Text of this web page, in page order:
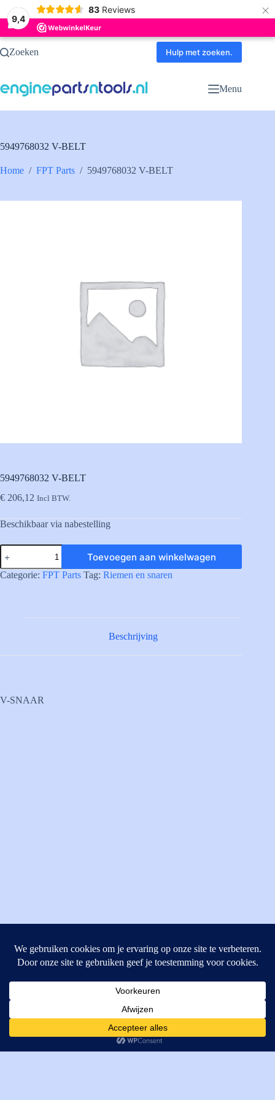
9,4
83 Reviews ×
Ga
naarZoeken Hulp met zoeken.
Menu
5949768032 V-BELT
Home / FPT Parts / 5949768032 V-BELT
5949768032 V-BELT
€ 206,12 Incl BTW.
Beschikbaar via nabestelling
5949768032
V-
BELT
aantal
Toevoegen aan winkelwagen
Categorie: FPT Parts Tag: Riemen en snaren
Beschrijving
V-SNAAR
4462GE, Goes
T: +31 (0) 111-484438
M:parts@mitechniek.nl
VAT: NL862802295B01
Cookies helpen ons bij het leveren van onze diensten. Door
gebruik te maken van onze diensten, gaat u akkoord met ons
gebruik van cookies.